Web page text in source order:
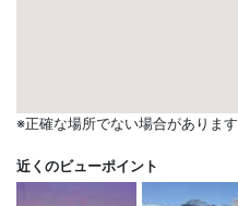
※正確な場所でない場合があります
近くのビューポイント